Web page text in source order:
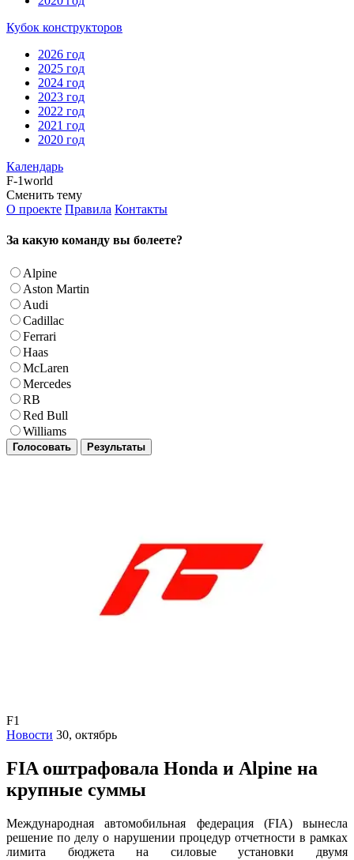
Кубок конструкторов
2026 год
2025 год
2024 год
2023 год
2022 год
2021 год
2020 год
Календарь
F-1world
Сменить тему
О проекте Правила Контакты
За какую команду вы болеете?
Alpine
Aston Martin
Audi
Cadillac
Ferrari
Haas
McLaren
Mercedes
RB
Red Bull
Williams
Голосовать Результаты
F1
Новости 30, октябрь
FIA оштрафовала Honda и Alpine на
крупные суммы
Международная автомобильная федерация (FIA) вынесла
решение по делу о нарушении процедур отчетности в рамках
лимита бюджета на силовые установки двумя